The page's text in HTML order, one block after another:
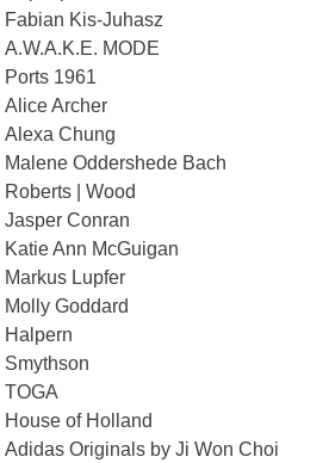
Fabian Kis-Juhasz
A.W.A.K.E. MODE
Ports 1961
Alice Archer
Alexa Chung
Malene Oddershede Bach
Roberts | Wood
Jasper Conran
Katie Ann McGuigan
Markus Lupfer
Molly Goddard
Halpern
Smythson
TOGA
House of Holland
Adidas Originals by Ji Won Choi